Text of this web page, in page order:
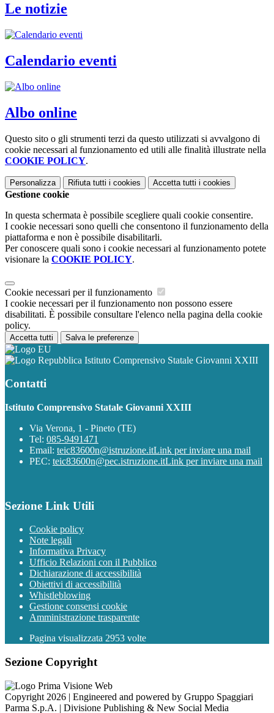
Le notizie
Calendario eventi
Albo online
Questo sito o gli strumenti terzi da questo utilizzati si avvalgono di
cookie necessari al funzionamento ed utili alle finalità illustrate nella
COOKIE POLICY.
Personalizza Rifiuta tutti i cookies Accetta tutti i cookies
Gestione cookie
In questa schermata è possibile scegliere quali cookie consentire.
I cookie necessari sono quelli che consentono il funzionamento della
piattaforma e non è possibile disabilitarli.
Per conoscere quali sono i cookie necessari al funzionamento potete
visionare la COOKIE POLICY.
Cookie necessari per il funzionamento
I cookie necessari per il funzionamento non possono essere
disabilitati. È possibile consultare l'elenco nella pagina della cookie
policy.
Accetta tutti Salva le preferenze
Istituto Comprensivo Statale Giovanni XXIII
Contatti
Istituto Comprensivo Statale Giovanni XXIII
Via Verona, 1 - Pineto (TE)
Tel: 085-9491471
Email: teic83600n@istruzione.itLink per inviare una mail
PEC: teic83600n@pec.istruzione.itLink per inviare una mail
Sezione Link Utili
Cookie policy
Note legali
Informativa Privacy
Ufficio Relazioni con il Pubblico
Dichiarazione di accessibilità
Obiettivi di accessibilità
Whistleblowing
Gestione consensi cookie
Amministrazione trasparente
Pagina visualizzata 2953 volte
Sezione Copyright
Copyright 2026 | Engineered and powered by Gruppo Spaggiari
Parma S.p.A. | Divisione Publishing & New Social Media